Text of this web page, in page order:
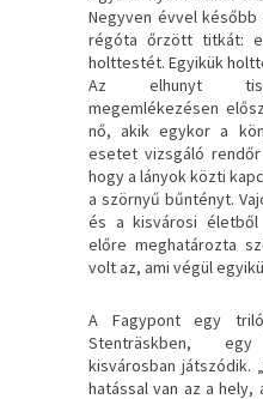
Negyven évvel
régóta őrzött titkát:
holttestét. Egyikük
Az elhunyt
megemlékezésen
nő, akik egykor a
esetet vizsgáló
hogy a lányok közti
a szörnyű bűntényt.
és a kisvárosi
előre meghatározta
volt az, ami végül
A Fagypont egy
Stenträskben,
kisvárosban játszódik.
hatással van az a hely,